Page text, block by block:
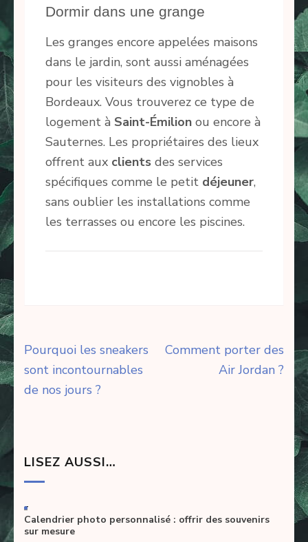
Dormir dans une grange
Les granges encore appelées maisons
dans le jardin, sont aussi aménagées
pour les visiteurs des vignobles à
Bordeaux. Vous trouverez ce type de
logement à Saint-Émilion ou encore à
Sauternes. Les propriétaires des lieux
offrent aux clients des services
spécifiques comme le petit déjeuner,
sans oublier les installations comme
les terrasses ou encore les piscines.
Navigation
de
l’article
Pourquoi les sneakers
sont incontournables
de nos jours ?
Comment porter des
Air Jordan ?
LISEZ AUSSI…
-
Calendrier photo personnalisé : offrir des souvenirs
sur mesure